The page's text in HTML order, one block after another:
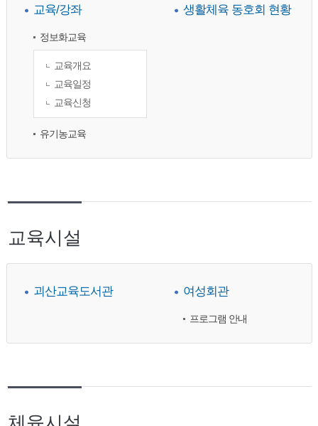
교육/강좌
정보화교육
교육개요
교육일정
교육신청
유기농교육
생활체육 동호회 현황
교육시설
괴산교육도서관 여성회관
프로그램 안내